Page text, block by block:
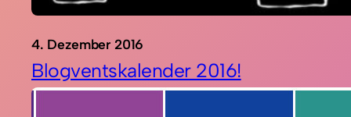
4. Dezember 2016
Blogventskalender 2016!